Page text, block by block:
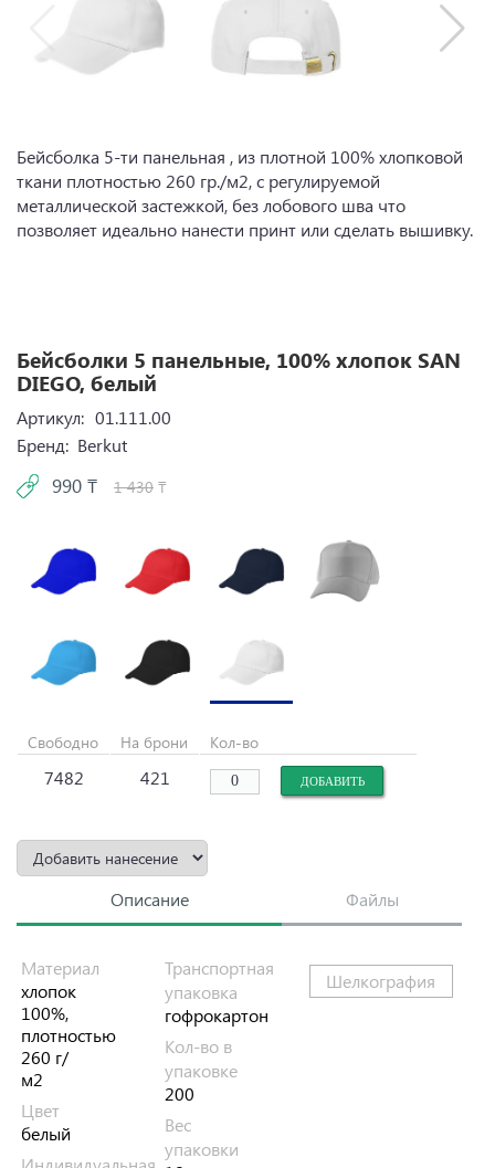
Бейсболка 5-ти панельная , из плотной 100% хлопковой
ткани плотностью 260 гр./м2, с регулируемой
металлической застежкой, без лобового шва что
позволяет идеально нанести принт или сделать вышивку.
Бейсболки 5 панельные, 100% хлопок SAN
DIEGO, белый
Артикул: 01.111.00
Бренд: Berkut
990 ₸ 1 430 ₸
Свободно На брони Кол-во
7482 421
Описание Файлы
Материал
хлопок
100%,
плотностью
260 г/
м2
Цвет
белый
Транспортная
упаковка
гофрокартон
Кол-во в
упаковке
200
Вес
упаковки
Шелкография